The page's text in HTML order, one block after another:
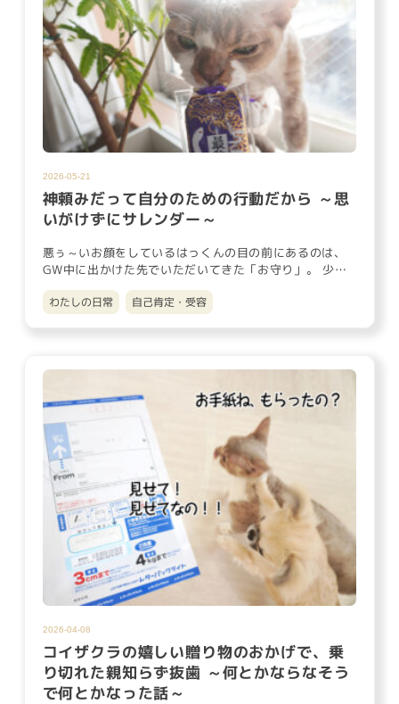
2026-05-21
神頼みだって自分のための行動だから ～思
いがけずにサレンダー～
悪ぅ～いお顔をしているはっくんの目の前にあるのは、
GW中に出かけた先でいただいてきた「お守り」。 少し
前の話になりますが…
わたしの日常 自己肯定・受容
2026-04-08
コイザクラの嬉しい贈り物のおかげで、乗
り切れた親知らず抜歯 ～何とかならなそう
で何とかなった話～